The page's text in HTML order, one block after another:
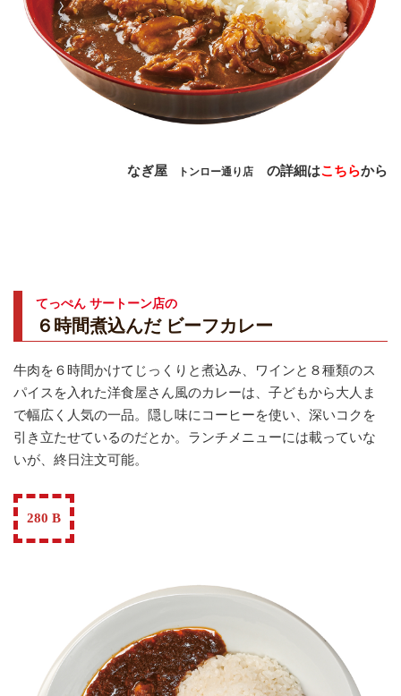
なぎ屋 トンロー通り店 の詳細はこちらから
てっぺん サートーン店の
６時間煮込んだ ビーフカレー
牛肉を６時間かけてじっくりと煮込み、ワインと８種類のス
パイスを入れた洋食屋さん風のカレーは、子どもから大人ま
で幅広く人気の一品。隠し味にコーヒーを使い、深いコクを
引き立たせているのだとか。ランチメニューには載っていな
いが、終日注文可能。
280 B